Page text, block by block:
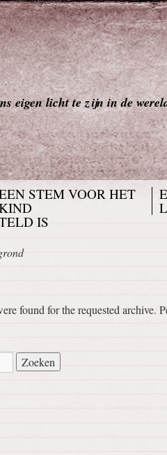
eigen licht te zijn in de
STEM VOOR HET
IS
found for the requested archive.